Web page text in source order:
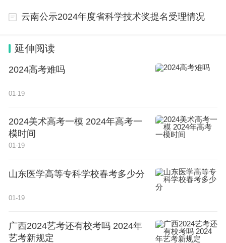
附件云南公示2024年度省科学技术奖提名受理情况
延伸阅读
2024高考难吗
01-19
2024美术高考一模 2024年高考一
模时间
01-19
山东医学高等专科学校春考多少分
01-19
广西2024艺考还有校考吗 2024年
艺考新规定